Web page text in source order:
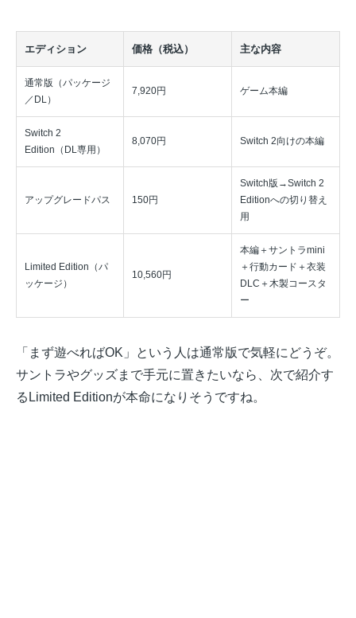
エディション 価格（税込） 主な内容
通常版（パッケージ
／DL）
7,920円 ゲーム本編
Switch 2
Edition（DL専用）
8,070円 Switch 2向けの本編
アップグレードパス 150円
Switch版→Switch 2
Editionへの切り替え
用
Limited Edition（パ
ッケージ）
10,560円
本編＋サントラmini
＋行動カード＋衣装
DLC＋木製コースタ
ー
「まず遊べればOK」という人は通常版で気軽にどうぞ。
サントラやグッズまで手元に置きたいなら、次で紹介す
るLimited Editionが本命になりそうですね。